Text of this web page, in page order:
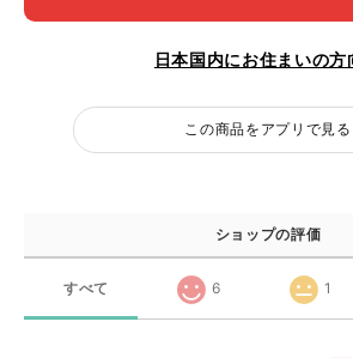
日本国内にお住まいの方
この商品をアプリで見る
ショップの評価
すべて 6 1